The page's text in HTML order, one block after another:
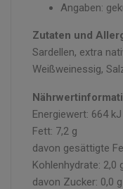
Angaben:
Zutaten und
Sardellen, extra
Weißweinessig,
Energiewert: 664
Fett: 7,2 g
davon gesättigte
Kohlenhydrate: 2,0
davon Zucker: 0,0 g